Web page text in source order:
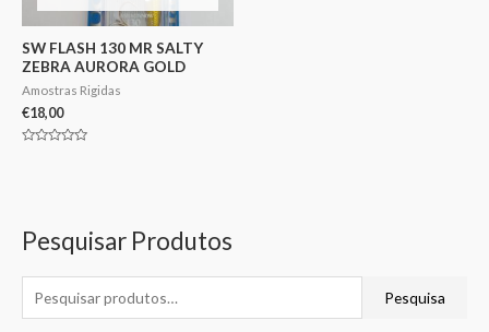
Pesquisar Produtos
Pesquisa
SW FLASH 130 MR SALTY
ZEBRA AURORA GOLD
Amostras Rigidas
€18,00